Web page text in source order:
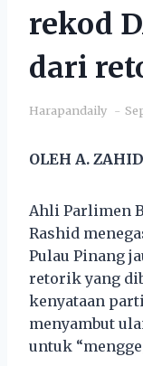
rekod
dari
Harapandaily
OLEH A. ZAHID
Ahli Parlimen
Rashid
Pulau Pinang
retorik yang
kenyataan
menyambut
untuk